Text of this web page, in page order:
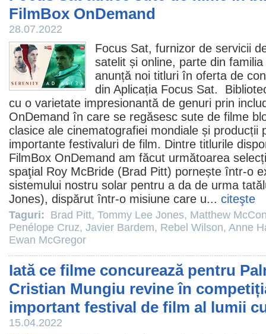
FilmBox OnDemand
28.07.2022
Focus Sat, furnizor de servicii
satelit și online, parte din
anunță noi titluri în oferta de
din Aplicația Focus Sat.
cu o varietate impresionantă de genuri prin
OnDemand în care se regăsesc sute de filme
clasice ale cinematografiei mondiale și producții
importante festivaluri de film. Dintre titlurile
FilmBox OnDemand am făcut următoarea
spaţial Roy McBride (Brad Pitt) pornește într-o
sistemului nostru solar pentru a da de urma
Jones), dispărut într-o misiune care u... citeşte
Taguri: Brad Pitt, Tommy Lee Jones, Matthew
Penélope Cruz, Javier Bardem, Rebel Wilson, Anne
Ewan McGregor
Iată ce filme concurează pentru
Cristian Mungiu revine în
important festival de film al lumii
15.04.2022